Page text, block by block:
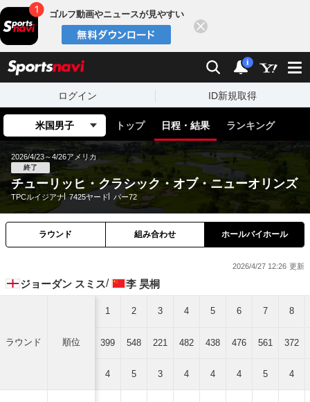
ゴルフ動画やニュースが見やすい
検索 通知
i
ログイン ID新規取得
米国男子 トップ 日程・結果 ランキング
2026/4/23～4/26アメリカ
終了
チューリッヒ・クラシック・オブ・ニューオリンズ
TPCルイジアナ 7425ヤード パー72
ラウンド 組み合わせ ホールバイホール
2026/4/27 12:26
ジョーダン スミス 李 昊桐
ラウンド 順位
1 2 3 4 5 6 7 8
399 548 221 482 438 476 561 372
4 5 3 4 4 4 5 4